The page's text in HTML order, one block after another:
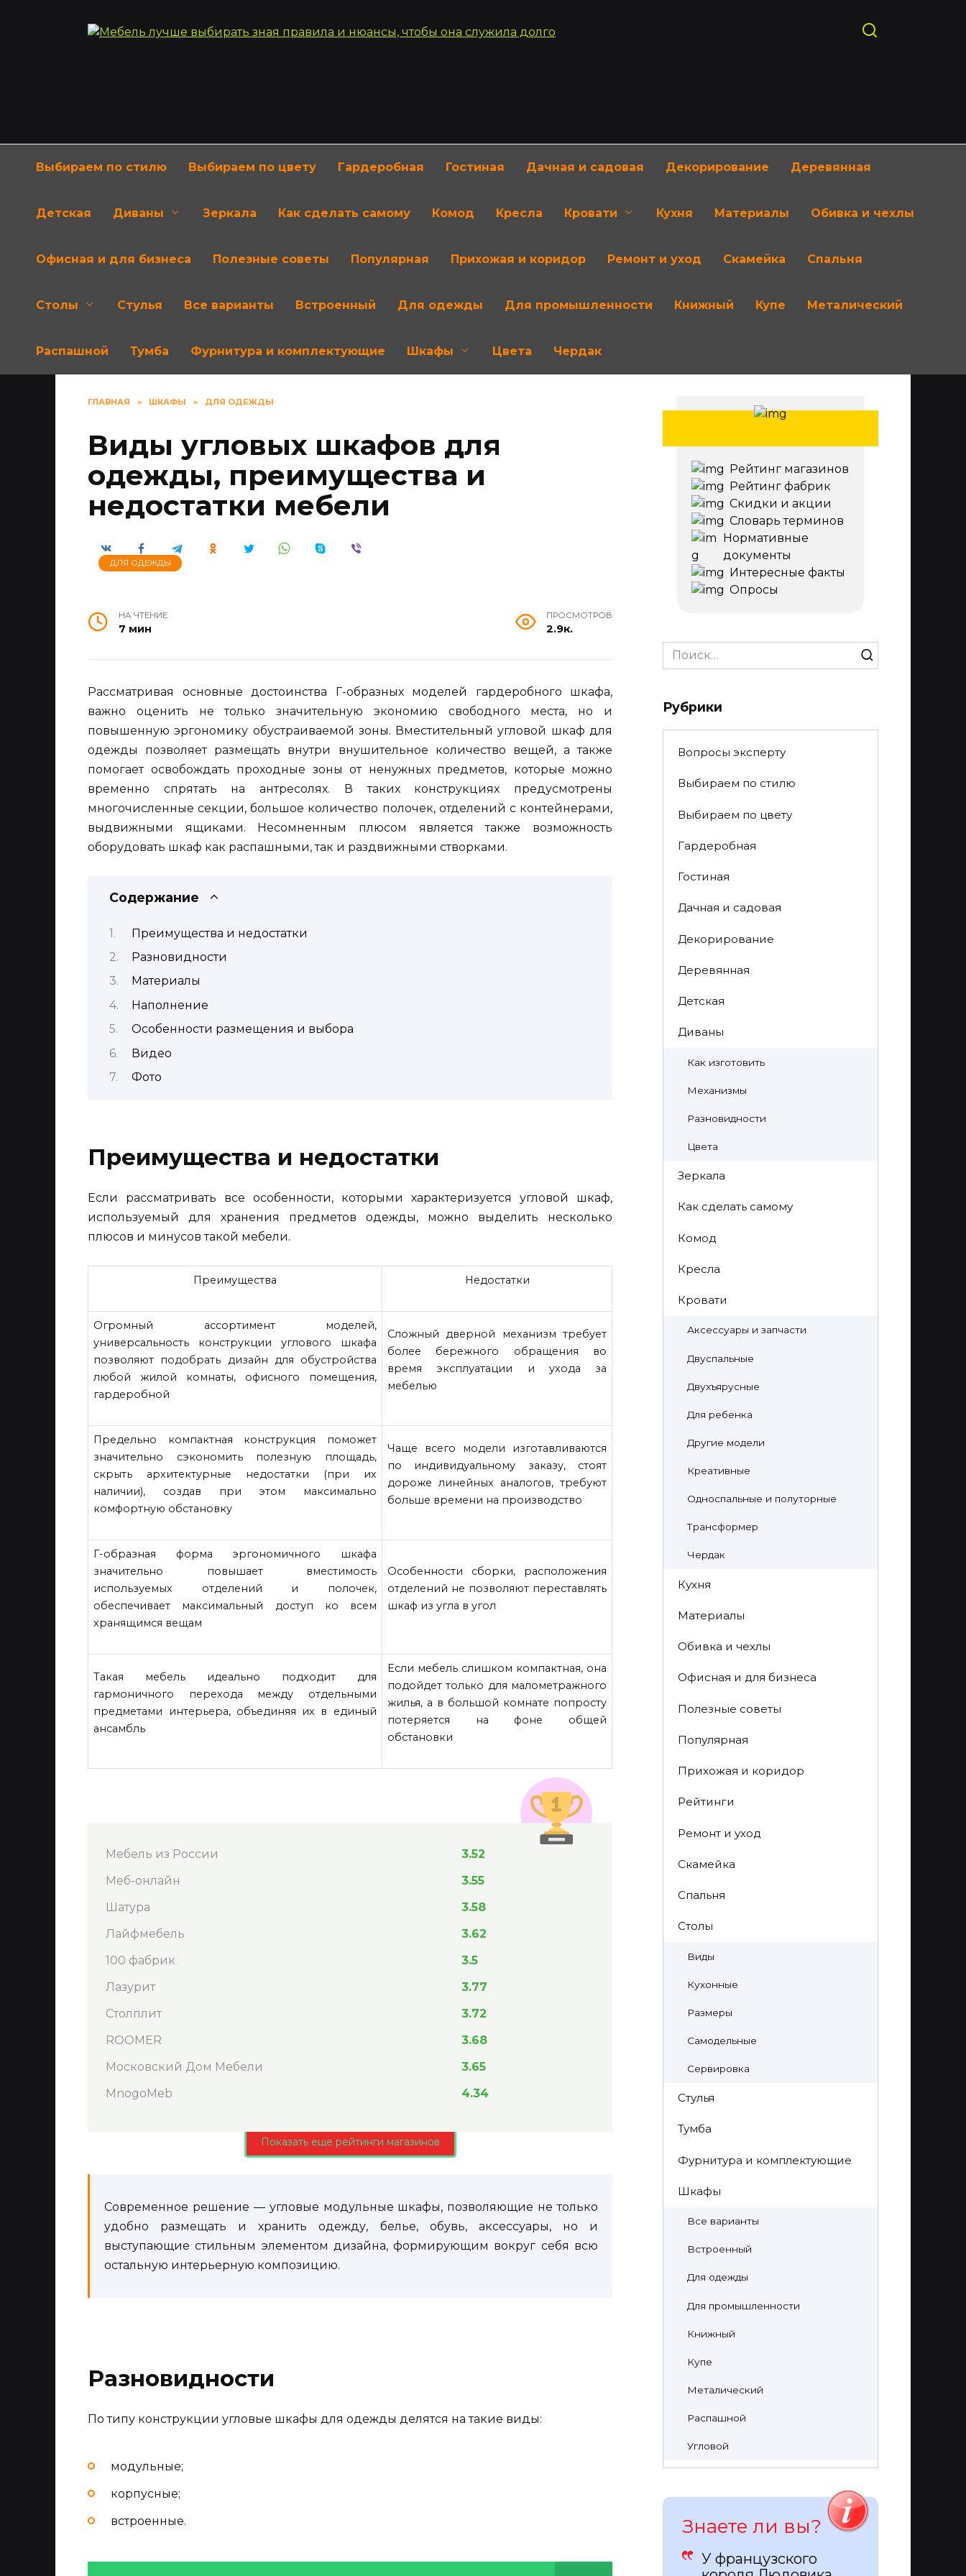
Выбираем по стилю Выбираем по цвету Гардеробная Гостиная Дачная и садовая Декорирование Деревянная
Детская Диваны Зеркала Как сделать самому Комод Кресла Кровати Кухня Материалы Обивка и чехлы
Офисная и для бизнеса Полезные советы Популярная Прихожая и коридор Ремонт и уход Скамейка Спальня
Столы Стулья Все варианты Встроенный Для одежды Для промышленности Книжный Купе Металический
Распашной Тумба Фурнитура и комплектующие Шкафы Цвета Чердак
ГЛАВНАЯ » ШКАФЫ » ДЛЯ ОДЕЖДЫ
Виды угловых шкафов для
одежды, преимущества и
недостатки мебели
ДЛЯ ОДЕЖДЫ
НА ЧТЕНИЕ
7 мин
ПРОСМОТРОВ
2.9к.
Рассматривая основные достоинства Г-образных моделей гардеробного шкафа,
важно оценить не только значительную экономию свободного места, но и
повышенную эргономику обустраиваемой зоны. Вместительный угловой шкаф для
одежды позволяет размещать внутри внушительное количество вещей, а также
помогает освобождать проходные зоны от ненужных предметов, которые можно
временно спрятать на антресолях. В таких конструкциях предусмотрены
многочисленные секции, большое количество полочек, отделений с контейнерами,
выдвижными ящиками. Несомненным плюсом является также возможность
оборудовать шкаф как распашными, так и раздвижными створками.
Содержание
Преимущества и недостатки
Разновидности
Материалы
Наполнение
Особенности размещения и выбора
Видео
Фото
Преимущества и недостатки
Если рассматривать все особенности, которыми характеризуется угловой шкаф,
используемый для хранения предметов одежды, можно выделить несколько
плюсов и минусов такой мебели.
Преимущества Недостатки
Огромный ассортимент моделей,
универсальность конструкции углового шкафа
позволяют подобрать дизайн для обустройства
любой жилой комнаты, офисного помещения,
гардеробной
Сложный дверной механизм требует
более бережного обращения во
время эксплуатации и ухода за
мебелью
Предельно компактная конструкция поможет
значительно сэкономить полезную площадь,
скрыть архитектурные недостатки (при их
наличии), создав при этом максимально
комфортную обстановку
Чаще всего модели изготавливаются
по индивидуальному заказу, стоят
дороже линейных аналогов, требуют
больше времени на производство
Г-образная форма эргономичного шкафа
значительно повышает вместимость
используемых отделений и полочек,
обеспечивает максимальный доступ ко всем
хранящимся вещам
Особенности сборки, расположения
отделений не позволяют переставлять
шкаф из угла в угол
Такая мебель идеально подходит для
гармоничного перехода между отдельными
предметами интерьера, объединяя их в единый
ансамбль
Если мебель слишком компактная, она
подойдет только для малометражного
жилья, а в большой комнате попросту
потеряется на фоне общей
обстановки
Мебель из России
3.52
Меб-онлайн
3.55
Шатура
3.58
Лайфмебель
3.62
100 фабрик
3.5
Лазурит
3.77
Столплит
3.72
ROOMER
3.68
Московский Дом Мебели
3.65
MnogoMeb
4.34
Показать еще рейтинги магазинов
Современное решение — угловые модульные шкафы, позволяющие не только
удобно размещать и хранить одежду, белье, обувь, аксессуары, но и
выступающие стильным элементом дизайна, формирующим вокруг себя всю
остальную интерьерную композицию.
Разновидности
По типу конструкции угловые шкафы для одежды делятся на такие виды:
модульные;
корпусные;
встроенные.
Рейтинг магазинов
Рейтинг фабрик
Скидки и акции
Словарь терминов
Нормативные
документы
Интересные факты
Опросы
Search
for:
Рубрики
Вопросы эксперту
Выбираем по стилю
Выбираем по цвету
Гардеробная
Гостиная
Дачная и садовая
Декорирование
Деревянная
Детская
Диваны
Как изготовить
Механизмы
Разновидности
Цвета
Зеркала
Как сделать самому
Комод
Кресла
Кровати
Аксессуары и запчасти
Двуспальные
Двухъярусные
Для ребенка
Другие модели
Креативные
Односпальные и полуторные
Трансформер
Чердак
Кухня
Материалы
Обивка и чехлы
Офисная и для бизнеса
Полезные советы
Популярная
Прихожая и коридор
Рейтинги
Ремонт и уход
Скамейка
Спальня
Столы
Виды
Кухонные
Размеры
Самодельные
Сервировка
Стулья
Тумба
Фурнитура и комплектующие
Шкафы
Все варианты
Встроенный
Для одежды
Для промышленности
Книжный
Купе
Металический
Распашной
Угловой
Знаете ли вы?
У французского